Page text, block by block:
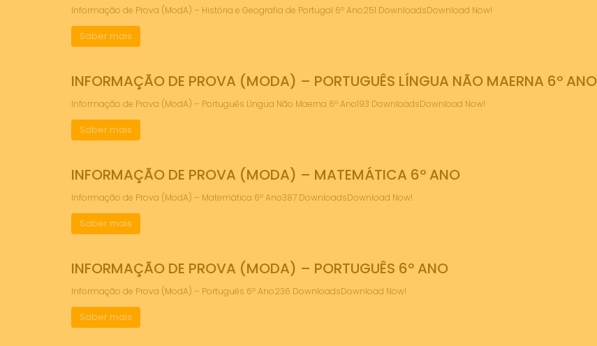
Informação de Prova (ModA) – História e Geografia de Portugal 6º Ano251 DownloadsDownload Now!
Saber mais
INFORMAÇÃO DE PROVA (MODA) – PORTUGUÊS LÍNGUA NÃO MAERNA 6º ANO
Informação de Prova (ModA) – Português Língua Não Maerna 6º Ano193 DownloadsDownload Now!
Saber mais
INFORMAÇÃO DE PROVA (MODA) – MATEMÁTICA 6º ANO
Informação de Prova (ModA) – Matemática 6º Ano387 DownloadsDownload Now!
Saber mais
INFORMAÇÃO DE PROVA (MODA) – PORTUGUÊS 6º ANO
Informação de Prova (ModA) – Português 6º Ano236 DownloadsDownload Now!
Saber mais